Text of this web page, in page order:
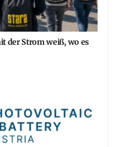
der Strom weiß, wo es